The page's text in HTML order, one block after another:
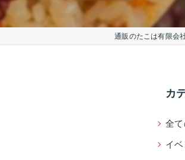
通販のたこは有限会
カ
全
イベ